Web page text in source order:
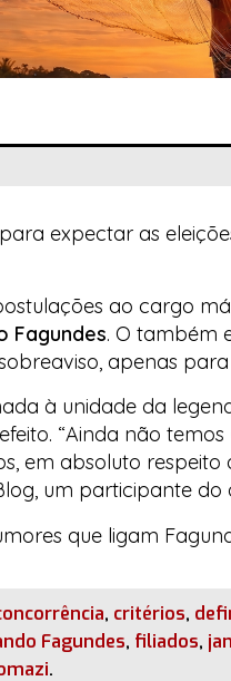
expectar as
ao cargo
Fagundes. O também
apenas
à unidade da
“Ainda não
em absoluto
, um participante do
que ligam
, critérios,
Fagundes, filiados,
.